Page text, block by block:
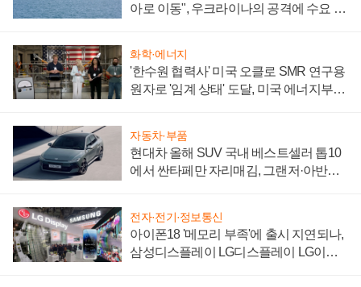
아로 이동", 우크라이나의 공격에 수요 늘
화학·에너지
'한수원 협력사' 미국 오클로 SMR 연구용
원자로 '임계 상태' 도달, 미국 에너지부
자동차·부품
현대차 올해 SUV 국내 베스트셀러 톱10
에서 싼타페만 자리매김, 그랜저·아반떼
전자·전기·정보통신
아이폰18 '메모리 부족'에 출시 지연되나,
삼성디스플레이 LG디스플레이 LG이노